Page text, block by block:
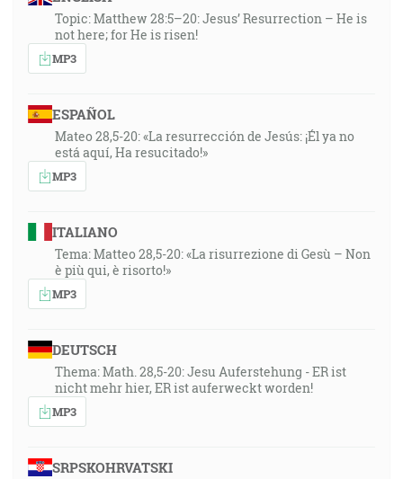
Topic: Matthew 28:5–20: Jesus’ Resurrection – He is
not here; for He is risen!
MP3
ESPAÑOL
Mateo 28,5-20: «La resurrección de Jesús: ¡Él ya no
está aquí, Ha resucitado!»
MP3
ITALIANO
Tema: Matteo 28,5-20: «La risurrezione di Gesù – Non
è più qui, è risorto!»
MP3
DEUTSCH
Thema: Math. 28,5-20: Jesu Auferstehung - ER ist
nicht mehr hier, ER ist auferweckt worden!
MP3
SRPSKOHRVATSKI